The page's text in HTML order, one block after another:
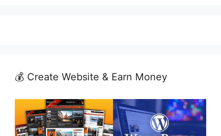
💰 Create Website & Earn Money